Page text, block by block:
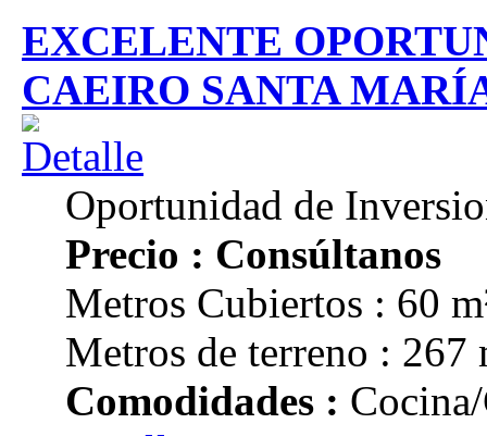
EXCELENTE
CAEIRO SANTA
Oportunidad de
Precio : Consúltanos
Metros Cubiertos : 60
Metros de terreno : 267
Comodidades :